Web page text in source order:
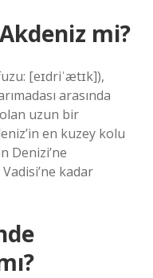
mi?
[eɪdriˈætɪk]),
arasında
uzun bir
en kuzey kolu
Denizi’ne
kadar